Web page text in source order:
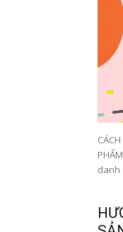
danh